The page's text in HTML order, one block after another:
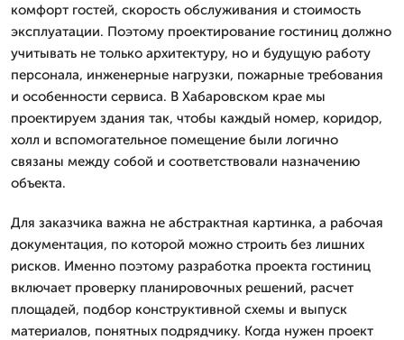
комфорт гостей, скорость обслуживания и стоимость
эксплуатации. Поэтому проектирование гостиниц должно
учитывать не только архитектуру, но и будущую работу
персонала, инженерные нагрузки, пожарные требования
и особенности сервиса. В Хабаровском крае мы
проектируем здания так, чтобы каждый номер, коридор,
холл и вспомогательное помещение были логично
связаны между собой и соответствовали назначению
объекта.
Для заказчика важна не абстрактная картинка, а рабочая
документация, по которой можно строить без лишних
рисков. Именно поэтому разработка проекта гостиниц
включает проверку планировочных решений, расчет
площадей, подбор конструктивной схемы и выпуск
материалов, понятных подрядчику. Когда нужен проект